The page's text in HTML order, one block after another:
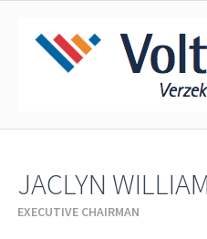
JACLYN
EXECUTIVE CHAIRMAN